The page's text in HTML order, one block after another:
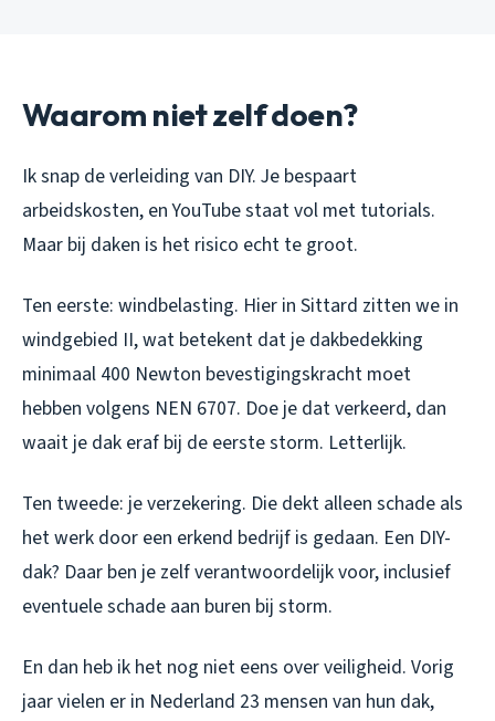
Waarom niet zelf doen?
Ik snap de verleiding van DIY. Je bespaart
arbeidskosten, en YouTube staat vol met tutorials.
Maar bij daken is het risico echt te groot.
Ten eerste: windbelasting. Hier in Sittard zitten we in
windgebied II, wat betekent dat je dakbedekking
minimaal 400 Newton bevestigingskracht moet
hebben volgens NEN 6707. Doe je dat verkeerd, dan
waait je dak eraf bij de eerste storm. Letterlijk.
Ten tweede: je verzekering. Die dekt alleen schade als
het werk door een erkend bedrijf is gedaan. Een DIY-
dak? Daar ben je zelf verantwoordelijk voor, inclusief
eventuele schade aan buren bij storm.
En dan heb ik het nog niet eens over veiligheid. Vorig
jaar vielen er in Nederland 23 mensen van hun dak,